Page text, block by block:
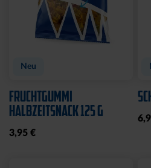
Neu
FRUCHTGUMMI
HALBZEITSNACK 125 G
3,95 €